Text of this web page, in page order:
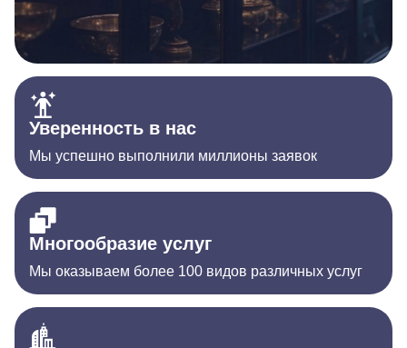
Уверенность в нас
Мы успешно выполнили миллионы заявок
Многообразие услуг
Мы оказываем более 100 видов различных услуг